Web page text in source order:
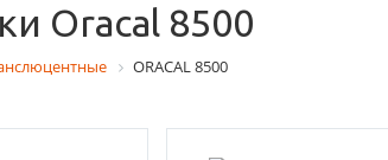
Oracal 8500
ORACAL 8500